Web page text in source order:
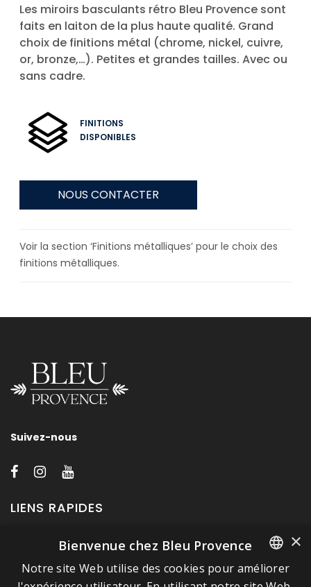
Les miroirs basculants rétro Bleu Provence sont
faits en laiton de la plus haute qualité. Grand
choix de finitions métal (chrome, nickel, cuivre,
or, bronze,…). Petites et grandes tailles. Avec ou
sans cadre.
FINITIONS
DISPONIBLES
NOUS CONTACTER
Voir la section ‘Finitions métalliques’ pour le choix des
finitions métalliques.
Suivez-nous
LIENS RAPIDES
A propos de Bleu Provence
Mentions légales
FRENCH
×
Bienvenue chez Bleu Provence
Notre site Web utilise des cookies pour améliorer